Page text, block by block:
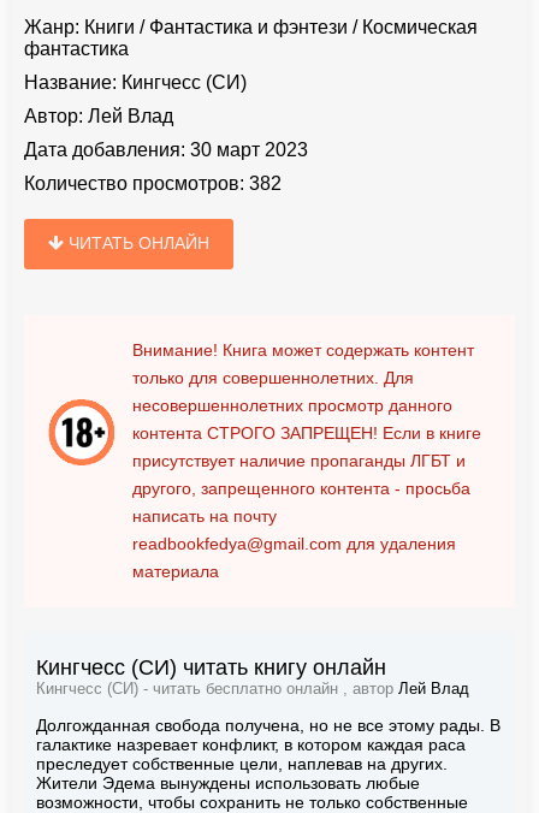
Жанр: Книги / Фантастика и фэнтези / Космическая
фантастика
Название: Кингчесс (СИ)
Автор: Лей Влад
Дата добавления: 30 март 2023
Количество просмотров: 382
ЧИТАТЬ ОНЛАЙН
Внимание! Книга может содержать контент
только для совершеннолетних. Для
несовершеннолетних просмотр данного
контента СТРОГО ЗАПРЕЩЕН! Если в книге
присутствует наличие пропаганды ЛГБТ и
другого, запрещенного контента - просьба
написать на почту
readbookfedya@gmail.com для удаления
материала
Кингчесс (СИ) читать книгу онлайн
Кингчесс (СИ) - читать бесплатно онлайн , автор Лей Влад
Долгожданная свобода получена, но не все этому рады. В
галактике назревает конфликт, в котором каждая раса
преследует собственные цели, наплевав на других.
Жители Эдема вынуждены использовать любые
возможности, чтобы сохранить не только собственные